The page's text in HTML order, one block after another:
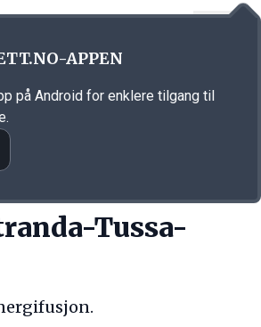
Tussa-
APPEN
på Android for enklere tilgang til